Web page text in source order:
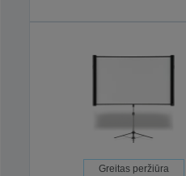
Greitas peržiūra